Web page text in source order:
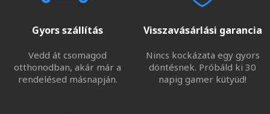
Gyors szállítás
Vedd át csomagod
otthonodban, akár már a
rendelésed másnapján.
Visszavásárlási garancia
Nincs kockázata egy gyors
döntésnek. Próbáld ki 30
napig gamer kütyüd!